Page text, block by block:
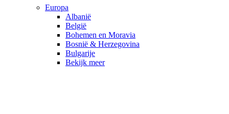
Europa
Albanië
België
Bohemen en Moravia
Bosnië & Herzegovina
Bulgarije
Bekijk meer